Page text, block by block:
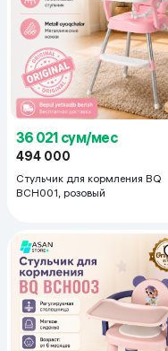
36 021 сум/мес
494 000
Стульчик для кормления BQ
BCH001, розовый